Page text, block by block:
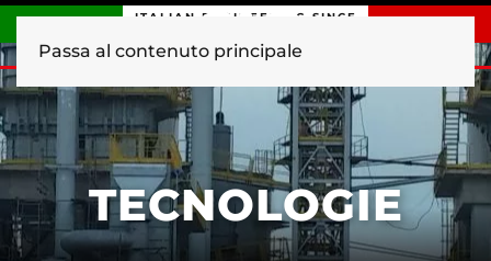
Passa al contenuto principale
ITALIAN ENGINEERING SINCE
TECNOLOGIE